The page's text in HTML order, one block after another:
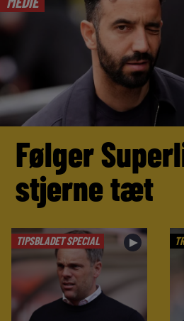
Følger
stjerne tæt
TIPSBLADET SPECIAL ►